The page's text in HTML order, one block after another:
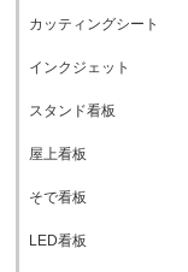
カッティングシート
インクジェット
スタンド看板
屋上看板
そで看板
LED看板